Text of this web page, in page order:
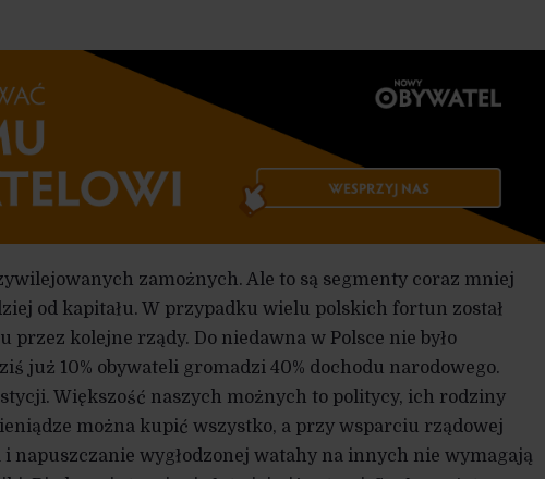
zamożnych. Ale to są segmenty coraz mniej
od kapitału. W przypadku wielu polskich fortun został
przez kolejne rządy. Do niedawna w Polsce nie było
już 10% obywateli gromadzi 40% dochodu narodowego.
Większość naszych możnych to politycy, ich rodziny
można kupić wszystko, a przy wsparciu rządowej
napuszczanie wygłodzonej watahy na innych nie wymagają